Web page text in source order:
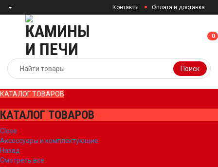
Контакты Оплата и доставка
Поиск
00
КАТАЛОГ ТОВАРОВ
КАТАЛОГ ТОВАРОВ
Close
Аксессуары и комплектующие
Назад
Смотреть все